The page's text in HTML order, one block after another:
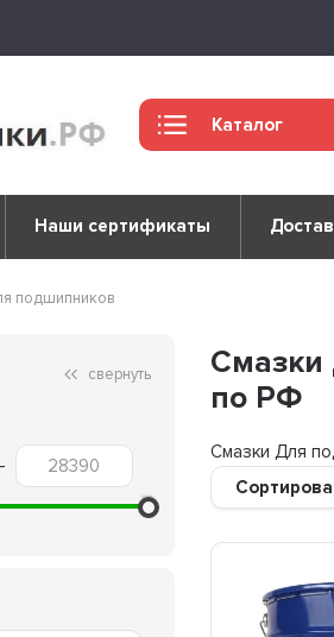
Каталог
Наши сертификаты
подшипников
свернуть
Смазки
по РФ
Смазки Для